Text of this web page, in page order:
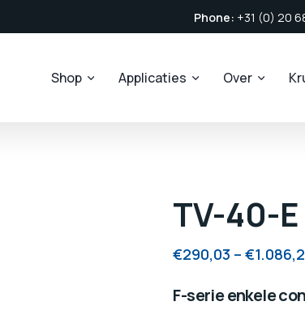
Phone: +31 (0) 20
Shop Applicaties Over
TV-40-E
€290,03 –€
F-serie enkele